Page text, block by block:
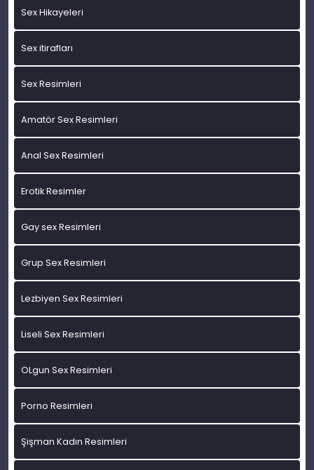
Sex Hikayeleri
Sex itirafları
Sex Resimleri
Amatör Sex Resimleri
Anal Sex Resimleri
Erotik Resimler
Gay sex Resimleri
Grup Sex Resimleri
Lezbiyen Sex Resimleri
Liseli Sex Resimleri
OLgun Sex Resimleri
Porno Resimleri
Şişman Kadın Resimleri